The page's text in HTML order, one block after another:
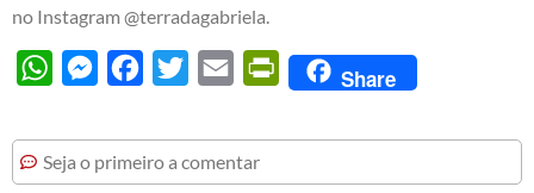
no Instagram @terradagabriela.
WhatsAppMessengerFacebook
Twitter Email PrintFriendly
Share
Seja o primeiro a comentar